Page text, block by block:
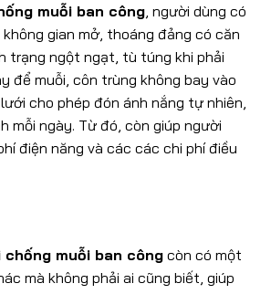
muỗi ban công, người dùng có
gian mở, thoáng đảng có căn
trạng ngột ngạt, tù túng khi phải
để muỗi, côn trùng không bay vào
cho phép đón ánh nắng tự nhiên,
mỗi ngày. Từ đó, còn giúp người
điện năng và các các chi phí điều
muỗi ban công còn có một
mà không phải ai cũng biết, giúp